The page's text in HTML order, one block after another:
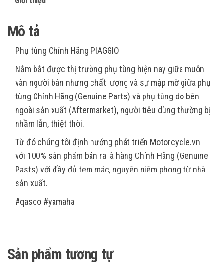
Mô tả
Phụ tùng Chính Hãng PIAGGIO
Nắm bắt được thị trường phụ tùng hiện nay giữa muôn
vàn người bán nhưng chất lượng và sự mập mờ giữa phụ
tùng Chính Hãng (Genuine Parts) và phụ tùng do bên
ngoài sản xuất (Aftermarket), người tiêu dùng thường bị
nhầm lẫn, thiệt thòi.
Từ đó chúng tôi định hướng phát triển Motorcycle.vn
với 100% sản phẩm bán ra là hàng Chính Hãng (Genuine
Pasts) với đầy đủ tem mác, nguyên niêm phong từ nhà
sản xuất.
#qasco #yamaha
Sản phẩm tương tự